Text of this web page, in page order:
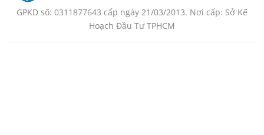
GPKD số: 0311877643 cấp ngày 21/03/2013. Nơi cấp: Sở Kế
Hoạch Đầu Tư TPHCM